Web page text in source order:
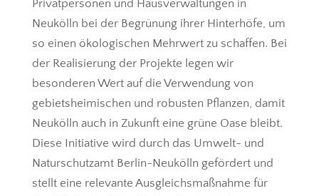
Privatpersonen und Hausverwaltungen in
Neukölln bei der Begrünung ihrer Hinterhöfe, um
so einen ökologischen Mehrwert zu schaffen. Bei
der Realisierung der Projekte legen wir
besonderen Wert auf die Verwendung von
gebietsheimischen und robusten Pflanzen, damit
Neukölln auch in Zukunft eine grüne Oase bleibt.
Diese Initiative wird durch das Umwelt- und
Naturschutzamt Berlin-Neukölln gefördert und
stellt eine relevante Ausgleichsmaßnahme für